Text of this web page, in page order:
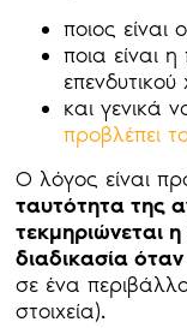
ποιος
ποια είναι
και γενικά
προβλέπει
Ο λόγος είναι
ταυτότητα της
τεκμηριώνεται
διαδικασία
σε ένα
στοιχεία).